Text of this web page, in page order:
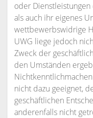
oder
als auch ihr eigenes
wettbewerbswidrige
UWG liege jedoch
Zweck der
den Umständen
nicht dazu geeignet,
geschäftlichen
anderenfalls nicht